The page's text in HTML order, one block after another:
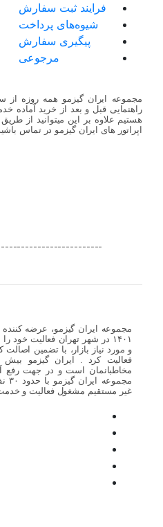
فرایند ثبت سفارش
شیوه‌های پرداخت
پیگیری سفارش
مرجوعی
راهنمایی قبل و بعد از خرید آماده
هستیم علاوه بر این میتوانید از
اپراتور های ایران گیزمو در تماس
مجموعه ایران گیزمو، عرضه
۱۴۰۱ در شهر تهران فعالیت خود
و مورد نیاز بازار، با تضمین
فعالیت کرد . ایران گیزمو بیش
مخاطبانمان است و در جهت رفع
غیر مستقیم مشغول فعالیت و